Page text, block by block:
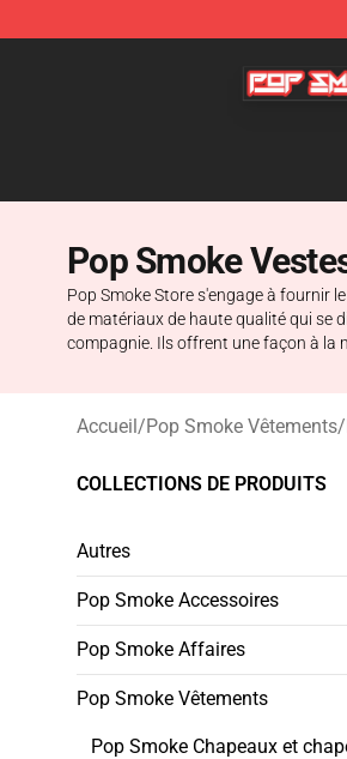
Pop Smoke Store - Official Pop
Pop Smoke
Pop Smoke Store s'engage à fournir
de matériaux de haute qualité qui se
compagnie. Ils offrent une façon à la
Accueil/Pop Smoke Vêtements/
COLLECTIONS DE PRODUITS
Autres
Pop Smoke Accessoires
Pop Smoke Affaires
Pop Smoke Vêtements
Pop Smoke Chapeaux et